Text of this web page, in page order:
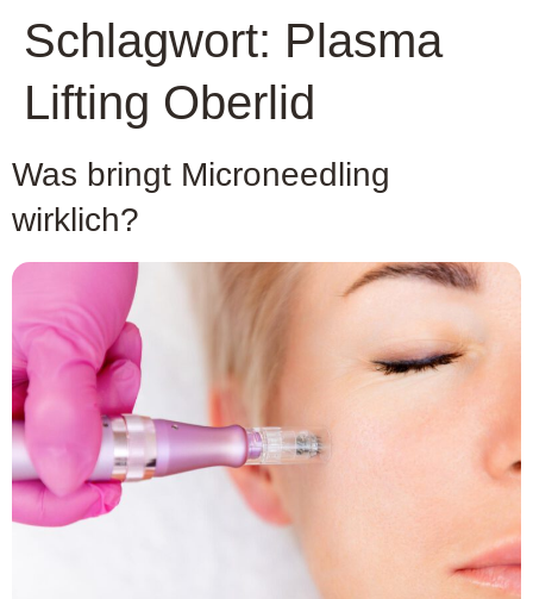
Schlagwort: Plasma
Lifting Oberlid
Was bringt Microneedling
wirklich?